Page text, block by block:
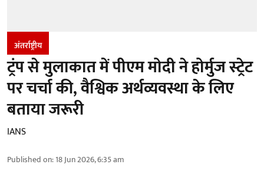
अंतर्राष्ट्रीय
ट्रंप से मुलाकात में पीएम मोदी ने होर्मुज स्‍ट्रेट
पर चर्चा की, वैश्विक अर्थव्यवस्था के लिए
बताया जरूरी
IANS
Published on:18 Jun 2026, 6:35 am